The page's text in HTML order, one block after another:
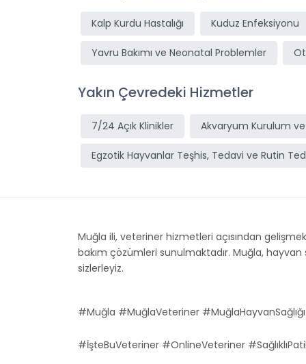
Kalp Kurdu Hastalığı Kuduz Enfeksiyonu
Yavru Bakımı ve Neonatal Problemler
Yakın Çevredeki Hizmetler
7/24 Açık Klinikler Akvaryum Kurulum ve
Egzotik Hayvanlar Teşhis, Tedavi ve Rutin
Muğla ili, veteriner hizmetleri açısından
bakım çözümleri sunulmaktadır. Muğla,
sizlerleyiz.
#Muğla #MuğlaVeteriner #MuğlaHayvanSağlığı
#İşteBuVeteriner #OnlineVeteriner